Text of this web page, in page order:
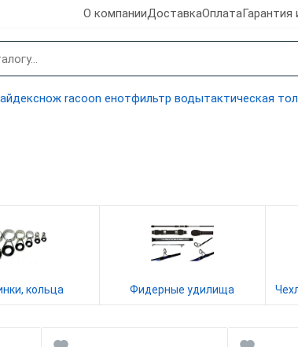
О компанииДоставкаОплатаГарантия
нож racoon енотфильтр водытактическая
кольца Фидерные удилища